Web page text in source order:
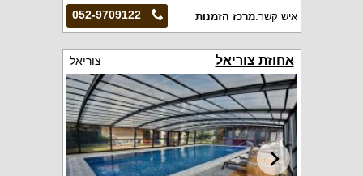
052-9709122 איש קשר:מרכז הזמנות
אחוזת צוריאל צוריאל